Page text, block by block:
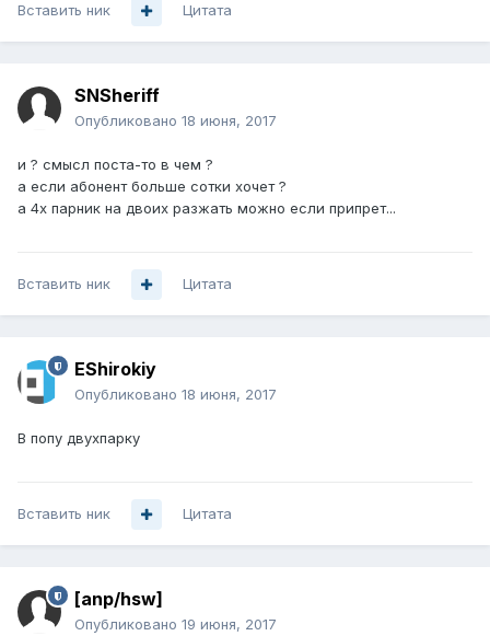
Вставить ник Цитата
SNSheriff
Опубликовано 18 июня, 2017
и ? смысл поста-то в чем ?
а если абонент больше сотки хочет ?
а 4х парник на двоих разжать можно если припрет...
Вставить ник Цитата
EShirokiy
Опубликовано 18 июня, 2017
В попу двухпарку
Вставить ник Цитата
[anp/hsw]
Опубликовано 19 июня, 2017